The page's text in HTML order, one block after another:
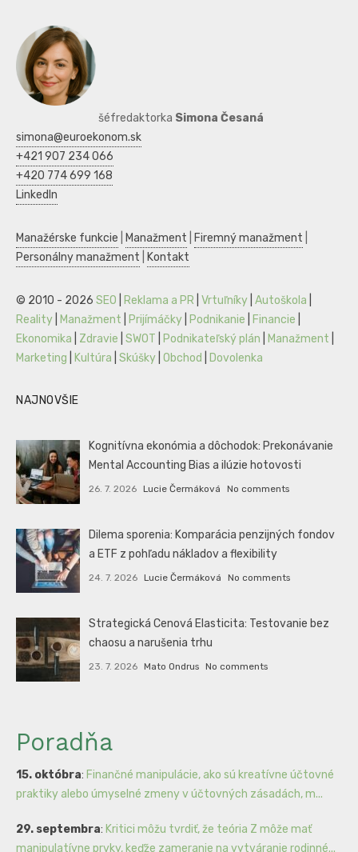
šéfredaktorka Simona Česaná
simona@euroekonom.sk
+421 907 234 066
+420 774 699 168
LinkedIn
Manažérske funkcie Manažment Firemný manažment
Personálny manažment
Kontakt
© 2010 - 2026 SEO Reklama a PR Vrtuľníky Autoškola
Reality
Manažment Prijímáčky Podnikanie Financie
Ekonomika
Zdravie SWOT Podnikateľský plán Manažment
Marketing
Kultúra Skúšky Obchod Dovolenka
NAJNOVŠIE
Kognitívna ekonómia a dôchodok: Prekonávanie
Mental Accounting Bias a ilúzie hotovosti
26. 7. 2026 Lucie Čermáková No comments
Dilema sporenia: Komparácia penzijných fondov
a ETF z pohľadu nákladov a flexibility
24. 7. 2026 Lucie Čermáková No comments
Strategická Cenová Elasticita: Testovanie bez
chaosu a narušenia trhu
23. 7. 2026 Mato Ondrus No comments
Poradňa
15. októbra: Finančné manipulácie, ako sú kreatívne účtovné
praktiky alebo úmyselné zmeny v účtovných zásadách, m...
29. septembra: Kritici môžu tvrdiť, že teória Z môže mať
manipulatívne prvky, keďže zameranie na vytváranie rodinné...